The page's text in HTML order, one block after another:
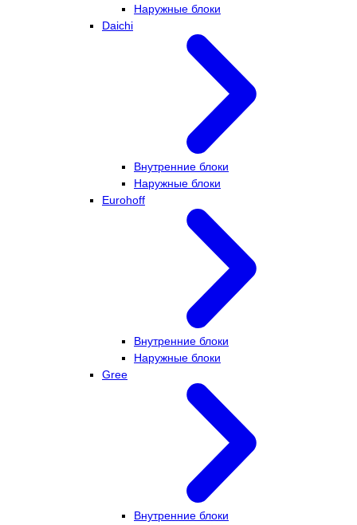
Наружные блоки
Daichi
Внутренние блоки
Наружные блоки
Eurohoff
Внутренние блоки
Наружные блоки
Gree
Внутренние блоки